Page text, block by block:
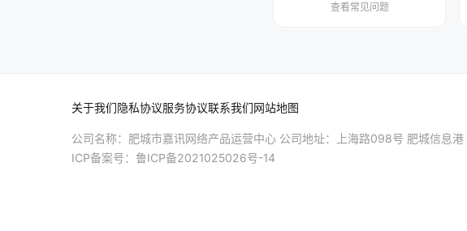
查看常见问题
关于我们隐私协议服务协议联系我们网站地图
公司名称：肥城市嘉讯网络产品运营中心 公司地址：上海路098号 肥城信息港
ICP备案号： 鲁ICP备2021025026号-14